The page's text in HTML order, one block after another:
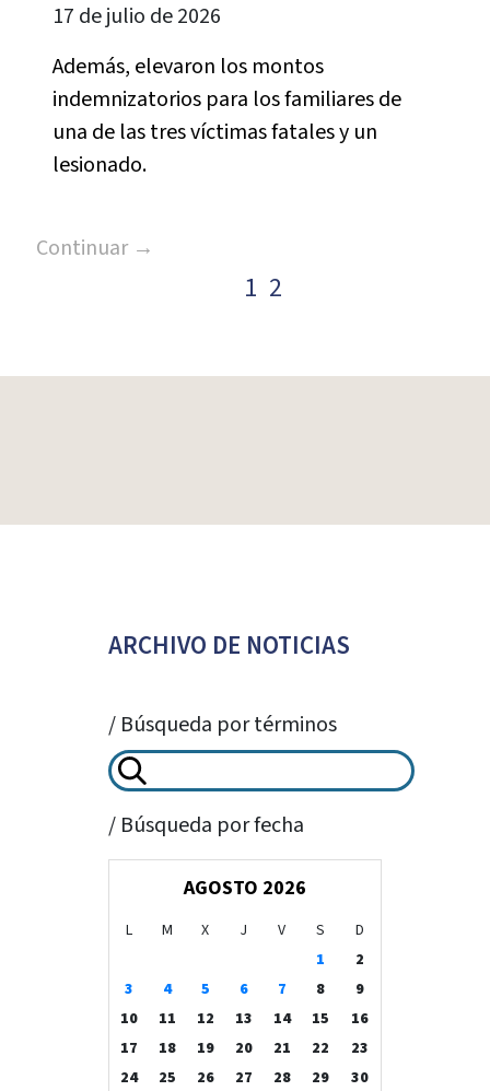
17 de julio de 2026
Además, elevaron los montos
indemnizatorios para los familiares de
una de las tres víctimas fatales y un
lesionado.
Continuar →
de
1 2
ARCHIVO DE NOTICIAS
/ Búsqueda por términos
/ Búsqueda por fecha
AGOSTO 2026
L M X J V S
D
1
2
3
4 5 6 7 8
9
10
11 12 13 14 15
16
17
18 19 20 21 22
23
24
25 26 27 28 29
30